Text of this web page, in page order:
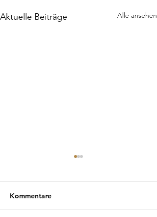
Aktuelle Beiträge Alle ansehen
Kommentare